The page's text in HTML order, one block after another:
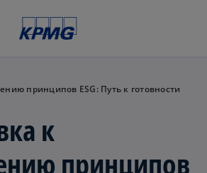
принципов ESG: Путь к готовности
к
принципов